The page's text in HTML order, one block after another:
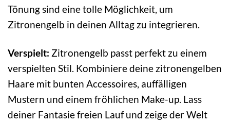
Tönung sind eine tolle Möglichkeit, um
Zitronengelb in deinen Alltag zu integrieren.
Verspielt: Zitronengelb passt perfekt zu einem
verspielten Stil. Kombiniere deine zitronengelben
Haare mit bunten Accessoires, auffälligen
Mustern und einem fröhlichen Make-up. Lass
deiner Fantasie freien Lauf und zeige der Welt